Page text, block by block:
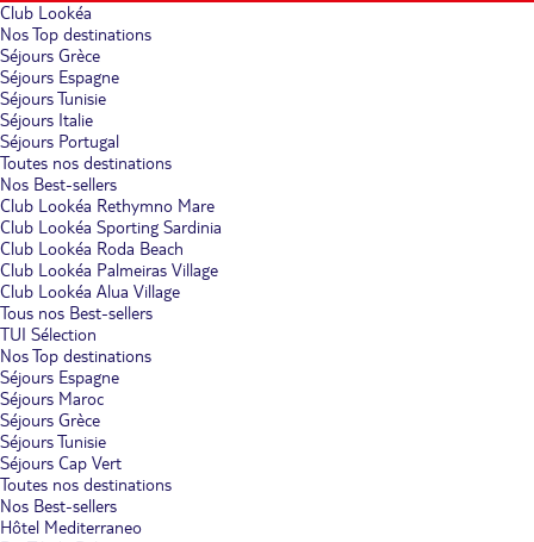
Club Lookéa
Nos Top destinations
Séjours Grèce
Séjours Espagne
Séjours Tunisie
Séjours Italie
Séjours Portugal
Toutes nos destinations
Nos Best-sellers
Club Lookéa Rethymno Mare
Club Lookéa Sporting Sardinia
Club Lookéa Roda Beach
Club Lookéa Palmeiras Village
Club Lookéa Alua Village
Tous nos Best-sellers
TUI Sélection
Nos Top destinations
Séjours Espagne
Séjours Maroc
Séjours Grèce
Séjours Tunisie
Séjours Cap Vert
Toutes nos destinations
Nos Best-sellers
Hôtel Mediterraneo